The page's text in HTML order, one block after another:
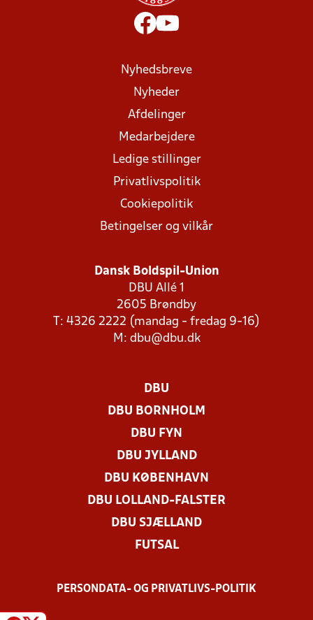
Nyhedsbreve
Nyheder
Afdelinger
Medarbejdere
Ledige stillinger
Privatlivspolitik
Cookiepolitik
Betingelser og vilkår
Dansk Boldspil-Union
DBU Allé 1
2605 Brøndby
T: 4326 2222 (mandag - fredag 9-16)
M: dbu@dbu.dk
DBU
DBU BORNHOLM
DBU FYN
DBU JYLLAND
DBU KØBENHAVN
DBU LOLLAND-FALSTER
DBU SJÆLLAND
FUTSAL
PERSONDATA- OG PRIVATLIVS-POLITIK